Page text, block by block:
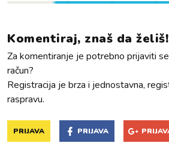
Komentiraj, znaš da želiš!
Za komentiranje je potrebno prijaviti
račun?
Registracija je brza i jednostavna,
raspravu.
PRIJAVA PRIJAVA